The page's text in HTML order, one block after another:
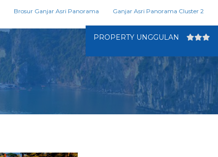
Brosur Ganjar Asri Panorama Ganjar Asri Panorama Cluster 2
PROPERTY UNGGULAN